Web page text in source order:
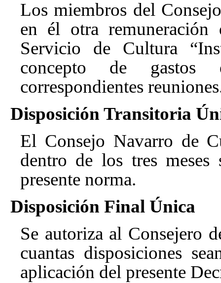
Los miembros del
en él otra
Servicio de Cultura
concepto de gastos
correspondientes
Disposición Transitoria
El Consejo Navarro de
dentro de los tres
presente norma.
Disposición Final Única
Se autoriza al Consejero
cuantas disposiciones
aplicación del presente